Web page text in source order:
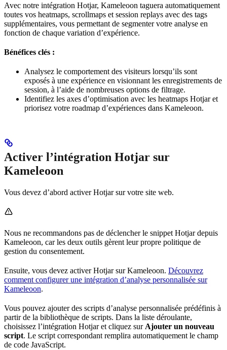
Avec notre intégration Hotjar, Kameleoon taguera automatiquement
toutes vos heatmaps, scrollmaps et session replays avec des tags
supplémentaires, vous permettant de segmenter votre analyse en
fonction de chaque variation d’expérience.
Bénéfices clés :
Analysez le comportement des visiteurs lorsqu’ils sont
exposés à une expérience en visionnant les enregistrements de
session, à l’aide de nombreuses options de filtrage.
Identifiez les axes d’optimisation avec les heatmaps Hotjar et
priorisez votre roadmap d’expériences dans Kameleoon.
Activer l’intégration Hotjar sur
Kameleoon
Vous devez d’abord activer Hotjar sur votre site web.
Nous ne recommandons pas de déclencher le snippet Hotjar depuis
Kameleoon, car les deux outils gèrent leur propre politique de
gestion du consentement.
Ensuite, vous devez activer Hotjar sur Kameleoon. Découvrez
comment configurer une intégration d’analyse personnalisée sur
Kameleoon.
Vous pouvez ajouter des scripts d’analyse personnalisée prédéfinis à
partir de la bibliothèque de scripts. Dans la liste déroulante,
choisissez l’intégration Hotjar et cliquez sur Ajouter un nouveau
script. Le script correspondant remplira automatiquement le champ
de code JavaScript.